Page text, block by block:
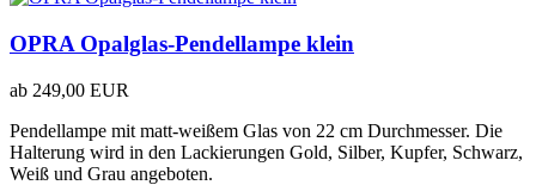
OPRA Opalglas-Pendellampe klein
ab 249,00 EUR
Pendellampe mit matt-weißem Glas von 22 cm Durchmesser. Die
Halterung wird in den Lackierungen Gold, Silber, Kupfer, Schwarz,
Weiß und Grau angeboten.